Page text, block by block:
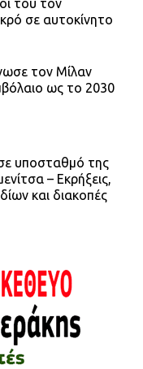
του τον
σε αυτοκίνητο
τον Μίλαν
ως το 2030
υποσταθμό της
– Εκρήξεις,
και διακοπές